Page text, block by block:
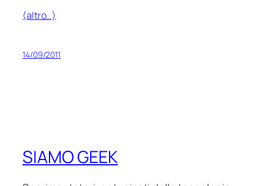
(altro…)
14/09/2011
SIAMO GEEK